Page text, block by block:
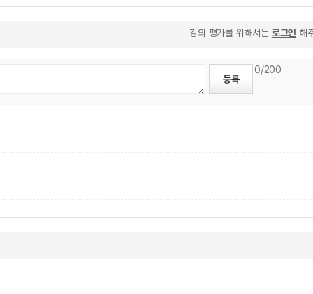
강의 평가를 위해서는 로그인 해
0/200